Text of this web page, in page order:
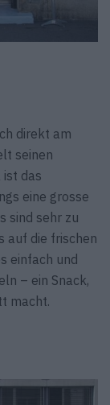
direkt am
seinen
ist das
eine grosse
sind sehr zu
auf die frischen
einfach und
– ein Snack,
macht.